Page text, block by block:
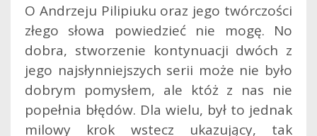
O Andrzeju Pilipiuku oraz jego twórczości
złego słowa powiedzieć nie mogę. No
dobra, stworzenie kontynuacji dwóch z
jego najsłynniejszych serii może nie było
dobrym pomysłem, ale któż z nas nie
popełnia błędów. Dla wielu, był to jednak
milowy krok wstecz ukazujący, tak